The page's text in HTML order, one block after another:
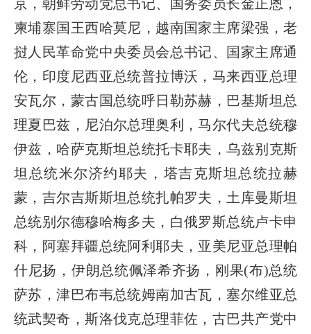
京，朝鲜劳动党总书记、国务委员长金正恩，
柬埔寨国王西哈莫尼，越南国家主席梁强，老
挝人民革命党中央委员会总书记、国家主席通
伦，印度尼西亚总统普拉博沃，马来西亚总理
安瓦尔，蒙古国总统呼日勒苏赫，巴基斯坦总
理夏巴兹，尼泊尔总理奥利，马尔代夫总统穆
伊兹，哈萨克斯坦总统托卡耶夫，乌兹别克斯
坦总统米尔济约耶夫，塔吉克斯坦总统拉赫
蒙，吉尔吉斯斯坦总统扎帕罗夫，土库曼斯坦
总统别尔德穆哈梅多夫，白俄罗斯总统卢卡申
科，阿塞拜疆总统阿利耶夫，亚美尼亚总理帕
什尼扬，伊朗总统佩泽希齐扬，刚果(布)总统
萨苏，津巴布韦总统姆南加古瓦，塞尔维亚总
统武契奇，斯洛伐克总理菲佐，古巴共产党中